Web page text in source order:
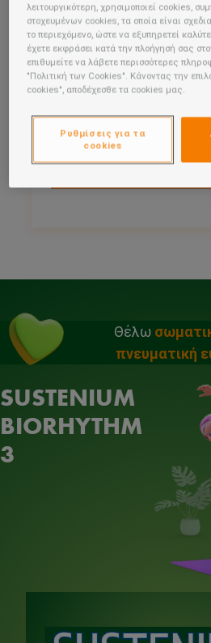
SUSTENIUM PLUS
Όταν αισθάνεστε
καθημερινές προκλήσεις,
χρησιμοποιήσετε το
Θέλω
πνευματική
SUSTENIUM
BIORHYTHM
3
λειτουργικότερη, χρησιμοποιεί cookies,
στοχευμένων cookies, τα οποία είναι
το περιεχόμενο, ώστε να εξυπηρετεί
έχετε εκφράσει κατά την πλοήγησή σας
επιθυμείτε να λάβετε περισσότερες
"Πολιτική των Cookies". Κάνοντας την
cookies", αποδέχεσθε τα cookies μας.
Ρυθμίσεις για τα
cookies